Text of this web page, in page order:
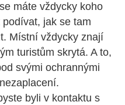
máte vždycky koho
jak se tam
Místní vždycky znají
turistům skrytá. A to,
svými ochrannými
byli v kontaktu s